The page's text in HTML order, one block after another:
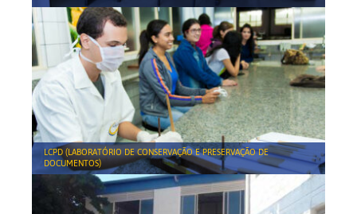
LCPD (LABORATÓRIO DE CONSERVAÇÃO E PRESERVAÇÃO DE
DOCUMENTOS)